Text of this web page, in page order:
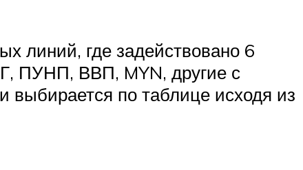
линий, где задействовано 6
ПУНП, ВВП, MYN, другие с
по таблице исходя из